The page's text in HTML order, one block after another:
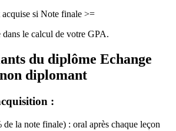
si Note finale >=
le calcul de votre GPA.
du diplôme Echange
diplomant
:
la note finale) : oral après chaque leçon